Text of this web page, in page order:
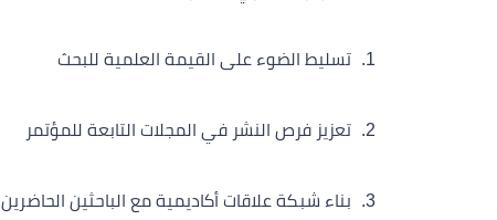
تسليط الضوء على القيمة العلمية للبحث
تعزيز فرص النشر في المجلات التابعة للمؤتمر
بناء شبكة علاقات أكاديمية مع الباحثين الحاضرين